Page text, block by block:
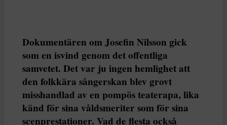
Dokumentären om Josefin Nilsson gick
som en isvind genom det offentliga
samvetet. Det var ju ingen hemlighet att
den folkkära sångerskan blev grovt
misshandlad av en pompös teaterapa, lika
känd för sina våldsmeriter som för sina
scenprestationer. Vad de flesta också